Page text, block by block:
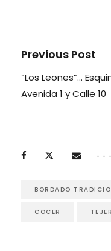
Previous Post
“Los Leones”…
Avenida 1 y Calle 10
BORDADO
COCER TEJER